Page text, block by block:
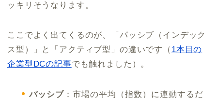
ッキリそうなります。
ここでよく出てくるのが、「パッシブ（インデック
ス型）」と「アクティブ型」の違いです（ 1本目の
企業型DCの記事でも触れました）。
パッシブ ：市場の平均（指数）に連動するだ